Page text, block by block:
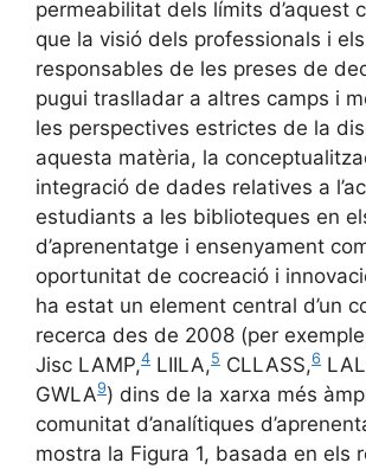
permeabilitat dels límits d’aquest
que la visió dels professionals i els
responsables de les preses de
pugui traslladar a altres camps i
les perspectives estrictes de la
aquesta matèria, la
integració de dades relatives a
estudiants a les biblioteques en
d’aprenentatge i ensenyament
oportunitat de cocreació i
ha estat un element central d’un
recerca des de 2008 (per
Jisc LAMP,4 LIILA,5 CLLASS,6
GWLA9) dins de la xarxa més
comunitat d’analítiques
mostra la Figura 1, basada en els